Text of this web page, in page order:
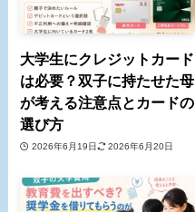
大学生にクレジットカード
は必要？双子に持たせた母
が考える注意点とカードの
選び方
2026年6月19日 2026年6月20日